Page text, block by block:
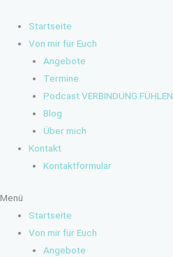
Inhalt
springen
Startseite
Von mir für Euch
Angebote
Termine
Podcast VERBINDUNG FÜHLEN
Blog
Über mich
Kontakt
Kontaktformular
Menü
Startseite
Von mir für Euch
Angebote